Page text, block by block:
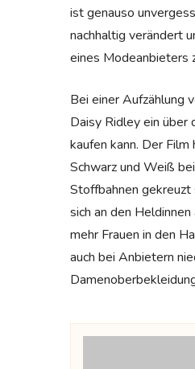
ist genauso
nachhaltig verändert
eines Modeanbieters
Bei einer Aufzählung
Daisy Ridley ein über
kaufen kann. Der
Schwarz und Weiß
Stoffbahnen gekreuzt
sich an den
mehr Frauen in den
auch bei Anbietern